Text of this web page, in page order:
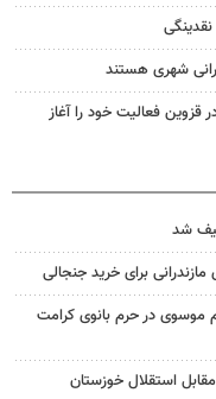
شهری هستند
قزوین فعالیت خود را آغاز
برای خرید جنجالی
موسوی در حرم بانوی کرامت
مقابل استقلال خوزستان